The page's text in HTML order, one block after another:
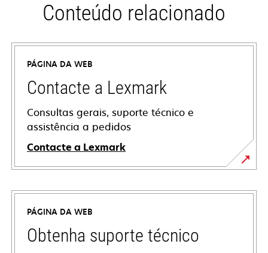
Conteúdo relacionado
PÁGINA DA WEB
Contacte a Lexmark
Consultas gerais, suporte técnico e
assistência a pedidos
Contacte a Lexmark
PÁGINA DA WEB
Obtenha suporte técnico